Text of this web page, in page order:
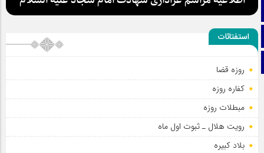
آپارات
اینستاگرام
اطلاعیه مراسم عزاداری شهادت امام سجاد علیه السلام
استفتائات
روزه قضا
کفاره روزه
مبطلات روزه
رویت هلال ـ ثبوت اول ماه
بلاد کبیره